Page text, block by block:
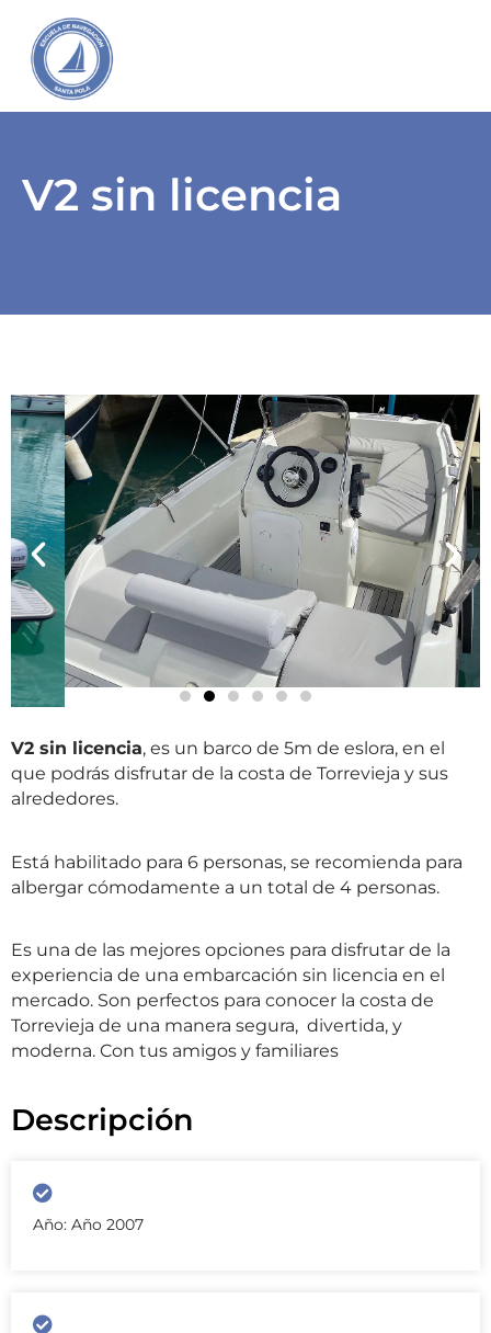
V2 sin licencia
V2 sin licencia, es un barco de 5m de eslora, en el
que podrás disfrutar de la costa de Torrevieja y sus
alrededores.
Está habilitado para 6 personas, se recomienda para
albergar cómodamente a un total de 4 personas.
Es una de las mejores opciones para disfrutar de la
experiencia de una embarcación sin licencia en el
mercado. Son perfectos para conocer la costa de
Torrevieja de una manera segura, divertida, y
moderna. Con tus amigos y familiares
Descripción
Año: Año 2007